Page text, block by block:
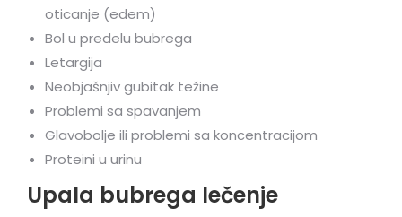
oticanje (edem)
Bol u predelu bubrega
Letargija
Neobjašnjiv gubitak težine
Problemi sa spavanjem
Glavobolje ili problemi sa koncentracijom
Proteini u urinu
Upala bubrega lečenje